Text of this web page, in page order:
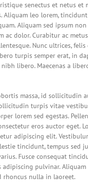
senectus et netus et
Aliquam leo lorem,
Aliquam sed ipsum
ac dolor. Curabitur ac
Nunc ultrices, felis
turpis semper erat, in
libero. Maecenas a
massa, id sollicitudin
turpis vitae
lorem sed egestas.
eros auctor eget.
adipiscing elit.
tincidunt, tempus sed
Fusce consequat
pulvinar.
rhoncus nulla in laoreet.